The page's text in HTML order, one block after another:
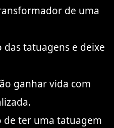
de uma
tatuagens e deixe
ganhar vida com
de ter uma tatuagem